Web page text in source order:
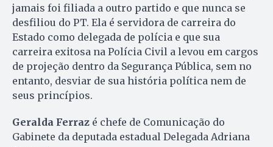
jamais foi filiada a outro partido e que nunca se
desfiliou do PT. Ela é servidora de carreira do
Estado como delegada de polícia e que sua
carreira exitosa na Polícia Civil a levou em cargos
de projeção dentro da Segurança Pública, sem no
entanto, desviar de sua história política nem de
seus princípios.
Geralda Ferraz é chefe de Comunicação do
Gabinete da deputada estadual Delegada Adriana